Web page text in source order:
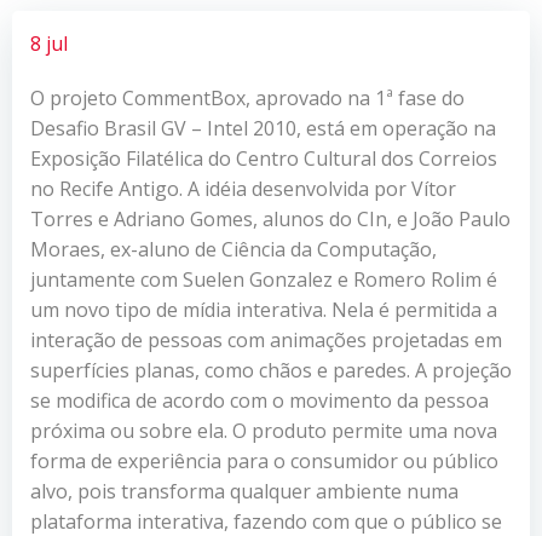
8 jul
O projeto CommentBox, aprovado na 1ª fase do
Desafio Brasil GV – Intel 2010, está em operação na
Exposição Filatélica do Centro Cultural dos Correios
no Recife Antigo. A idéia desenvolvida por Vítor
Torres e Adriano Gomes, alunos do CIn, e João Paulo
Moraes, ex-aluno de Ciência da Computação,
juntamente com Suelen Gonzalez e Romero Rolim é
um novo tipo de mídia interativa. Nela é permitida a
interação de pessoas com animações projetadas em
superfícies planas, como chãos e paredes. A projeção
se modifica de acordo com o movimento da pessoa
próxima ou sobre ela. O produto permite uma nova
forma de experiência para o consumidor ou público
alvo, pois transforma qualquer ambiente numa
plataforma interativa, fazendo com que o público se